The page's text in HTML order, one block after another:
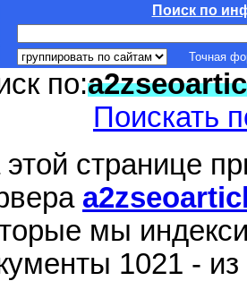
Поиск по
Точная
по:
Поискать
странице
мы
1021 - из